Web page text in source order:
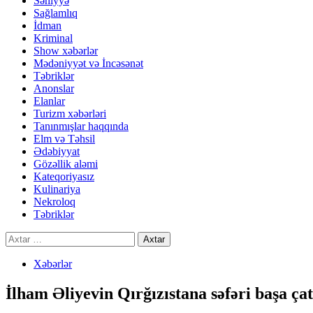
Sağlamlıq
İdman
Kriminal
Show xəbərlər
Mədəniyyət və İncəsənət
Təbriklər
Anonslar
Elanlar
Turizm xəbərləri
Tanınmışlar haqqında
Elm və Təhsil
Ədəbiyyat
Gözəllik aləmi
Kateqoriyasız
Kulinariya
Nekroloq
Təbriklər
Axtarış:
Xəbərlər
İlham Əliyevin Qırğızıstana səfəri başa